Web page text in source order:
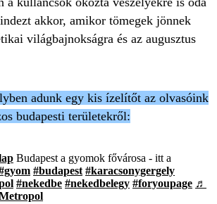
akkor, amikor tömegek jönnek
világbajnokságra és az augusztus
adunk egy kis ízelítőt az olvasóink
budapesti területekről:
Budapest a gyomok fővárosa - itt a
#budapest #karacsonygergely
#nekedbe #nekedbelegy #foryoupage ♬